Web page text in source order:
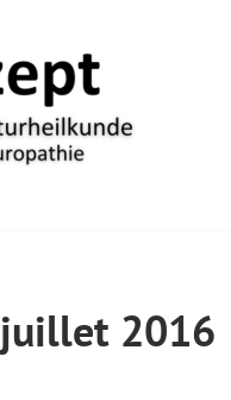
juillet 2016